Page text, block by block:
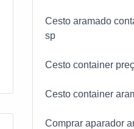
Cesto aramado
sp
Cesto container
Cesto container
Comprar aparador